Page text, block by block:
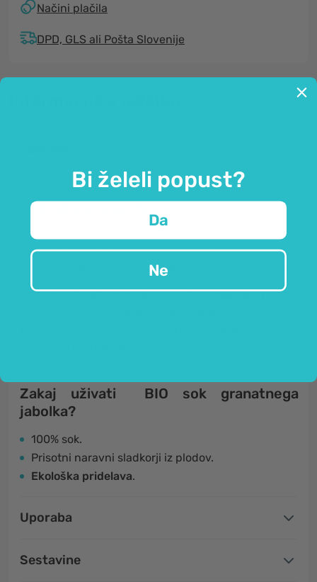
Načini plačila
DPD, GLS ali Pošta Slovenije
Bio sok granatnega jabolka - obogatitev
vsakodnevne prehrane.
Granatno jabolko je poseben sadež, ki vsebuje
izjemno veliko semen obdanih z živo rdečim mesom.
Sanct Bernhard BIO sok granatnega jabolka prihaja
Zakaj uživati BIO sok granatnega
jabolka?
100% sok.
Prisotni naravni sladkorji iz plodov.
Ekološka pridelava.
Uporaba
Sestavine
Bi želeli popust?
Da
Ne